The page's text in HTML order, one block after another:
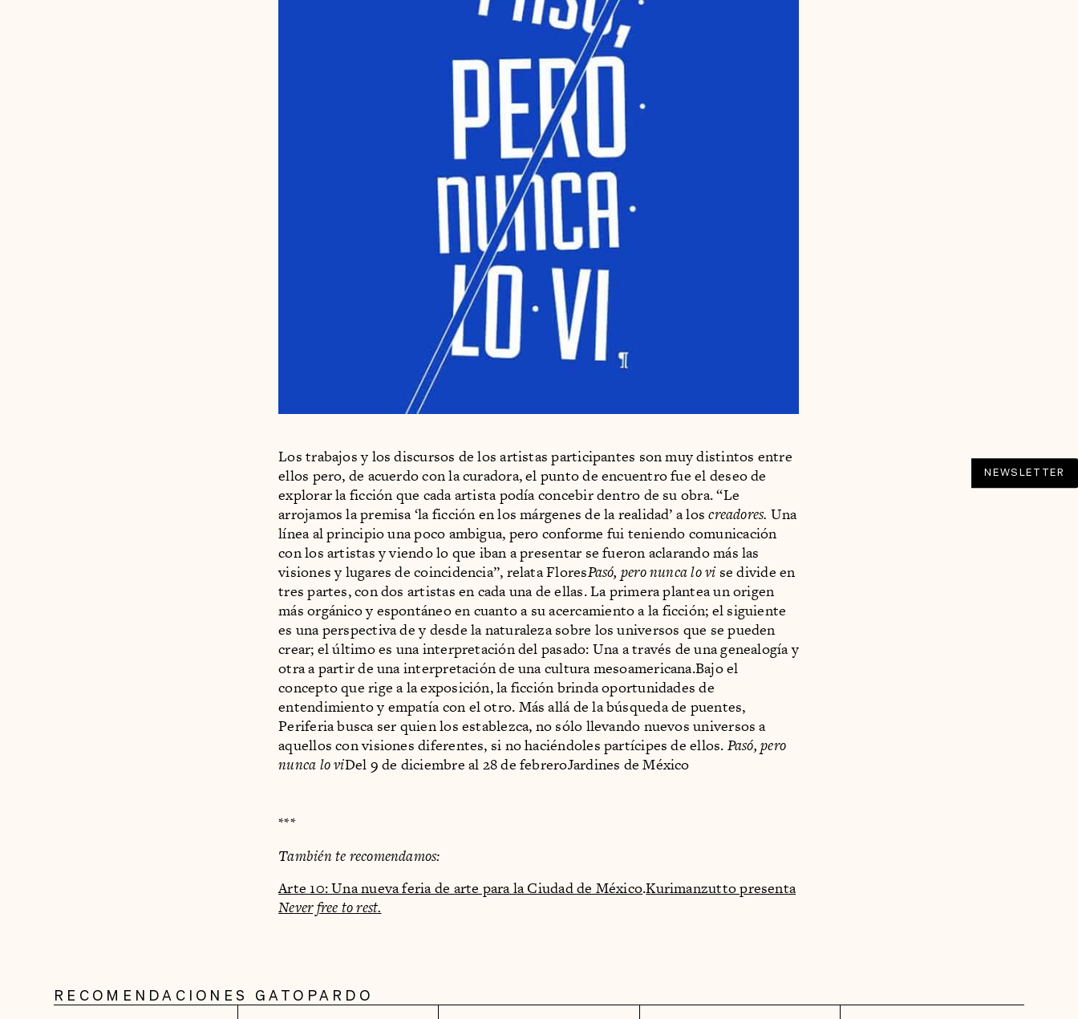
Los trabajos y los discursos de los artistas participantes son muy distintos entre
ellos pero, de acuerdo con la curadora, el punto de encuentro fue el deseo de
explorar la ficción que cada artista podía concebir dentro de su obra. “Le
arrojamos la premisa ‘la ​ficción ​en ​los ​márgenes​ de​ la​ realidad’ a loscreadores. Una
línea al principio una poco ambigua, pero conforme fui teniendo comunicación
con los artistas y viendo lo que iban a presentar se fueron aclarando más las
visiones y lugares de coincidencia”, relata FloresPasó, pero nunca lo vi se divide en
tres partes, con dos artistas en cada una de ellas. La primera plantea un origen
más orgánico y espontáneo en cuanto a su acercamiento a la ficción; el siguiente
es una perspectiva de y desde la naturaleza sobre los universos que se pueden
crear; el último es una interpretación del pasado: Una a través de una genealogía y
otra a partir de una interpretación de una cultura mesoamericana.Bajo el
concepto que rige a la exposición, la ficción brinda oportunidades de
entendimiento y empatía con el otro. Más allá de la búsqueda de puentes,
Periferia busca ser quien los establezca, no sólo llevando nuevos universos a
aquellos con visiones diferentes, si no haciéndoles partícipes de ellos. Pasó, pero
nunca lo viDel 9 de diciembre al 28 de febreroJardines de México
***
También te recomendamos:
Arte 10: Una nueva feria de arte para la Ciudad de México.Kurimanzutto presenta
Never free to rest.
NEWSLETTER
RECOMENDACIONES GATOPARDO